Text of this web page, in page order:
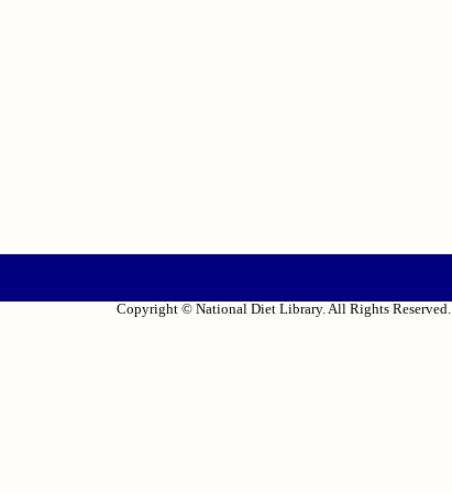
Copyright © National Diet Library. All Rights Reserved.